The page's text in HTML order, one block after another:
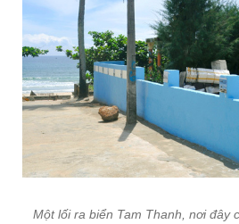
Một lối ra biển Tam Thanh, nơi đây